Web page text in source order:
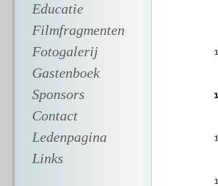
Educatie
Filmfragmenten
Fotogalerij
Gastenboek
Sponsors
Contact
Ledenpagina
Links